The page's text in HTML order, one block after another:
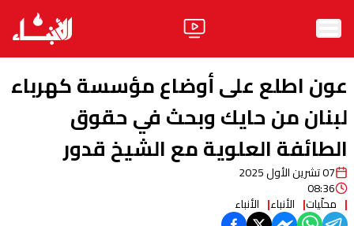
الأخبار
آراء
فيديو
مواقف
عون اطلع على أوضاع مؤسسة كهرباء
لبنان من حايك وبحث في حقوق
الطائفة العلوية مع الشيخ قدور
07 تشرين الأول 2025
08:36
محلّيات الأنباء الأنباء